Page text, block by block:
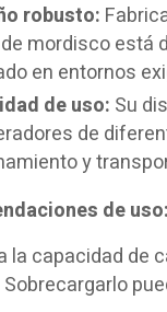
robusto:
mordisco está
en entornos
de uso: Su
de
y
de
la capacidad de